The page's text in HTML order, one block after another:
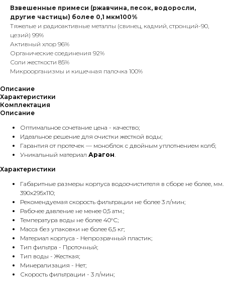
Взвешенные примеси (ржавчина, песок, водоросли,
другие частицы) более 0,1 мкм100%
Тяжелые и радиоактивные металлы (свинец, кадмий, стронций-90,
цезий) 99%
Активный хлор 96%
Органические соединения 92%
Соли жесткости 85%
Микроорганизмы и кишечная палочка 100%
Описание
Характеристики
Комплектация
Описание
Оптимальное сочетание цена - качество;
Идеальное решение для очистки жесткой воды;
Гарантия от протечек — моноблок с двойным уплотнением колб;
Уникальный материал Арагон.
Характеристики
Габаритные размеры корпуса водоочистителя в сборе не более, мм.
390x295x110;
Рекомендуемая скорость фильтрации не более 3 л/мин;
Рабочее давление не менее 0,5 атм.;
Температура воды не более 40°С;
Масса без упаковки не более 6,5 кг;
Материал корпуса - Непрозрачный пластик;
Тип фильтра - Проточный;
Тип воды - Жесткая;
Минерализация - Нет;
Скорость фильтрации - 3 л/мин;